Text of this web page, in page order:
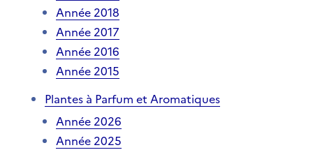
Année 2018
Année 2017
Année 2016
Année 2015
Plantes à Parfum et Aromatiques
Année 2026
Année 2025